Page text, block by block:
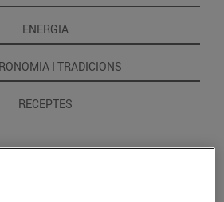
ENERGIA
I TRADICIONS
RECEPTES